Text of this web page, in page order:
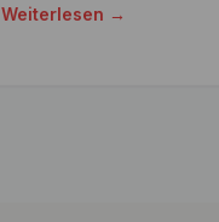
Weiterlesen →